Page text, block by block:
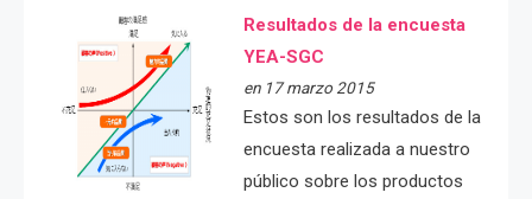
Resultados de la encuesta
YEA-SGC
en 17 marzo 2015
Estos son los resultados de la
encuesta realizada a nuestro
público sobre los productos